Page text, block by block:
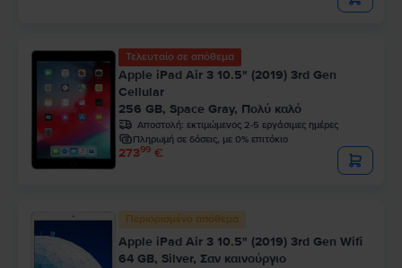
Τελευταίο σε απόθεμα
Apple iPad Air 3 10.5" (2019) 3rd Gen
Cellular
256 GB, Space Gray, Πολύ καλό
Αποστολή: εκτιμώμενος 2-5 εργάσιμες ημέρες
Πληρωμή σε δόσεις, με 0% επιτόκιο
27399 €
Περιορισμένο απόθεμα
Apple iPad Air 3 10.5" (2019) 3rd Gen Wifi
64 GB, Silver, Σαν καινούργιο